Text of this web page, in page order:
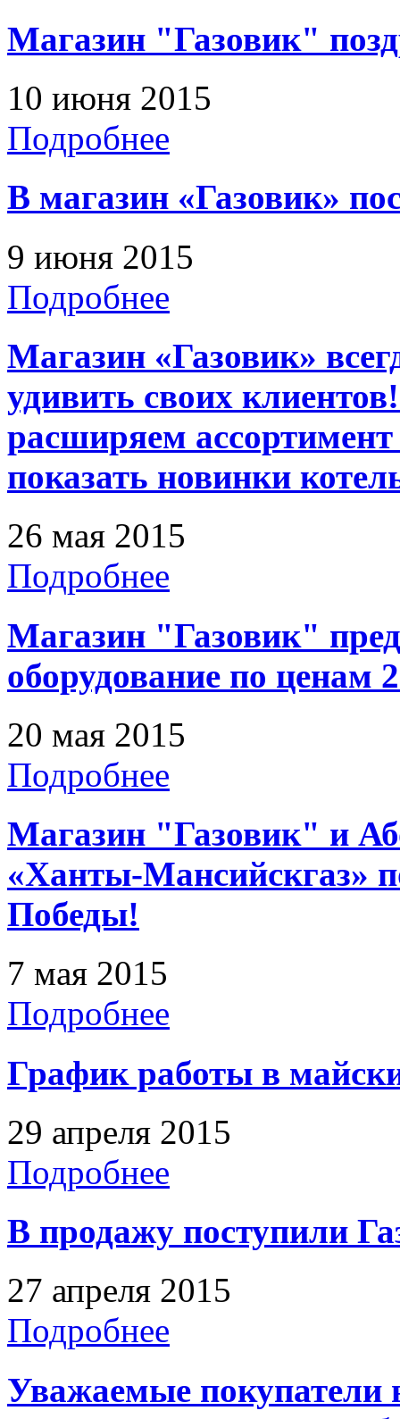
Магазин "Газовик"
10 июня 2015
Подробнее
В магазин «Газовик»
9 июня 2015
Подробнее
Магазин «Газовик»
удивить своих
расширяем
показать новинки
26 мая 2015
Подробнее
Магазин "Газовик"
оборудование по ценам
20 мая 2015
Подробнее
Магазин "Газовик" и
«Ханты-Мансийскгаз»
Победы!
7 мая 2015
Подробнее
График работы в
29 апреля 2015
Подробнее
В продажу поступили
27 апреля 2015
Подробнее
Уважаемые покупатели